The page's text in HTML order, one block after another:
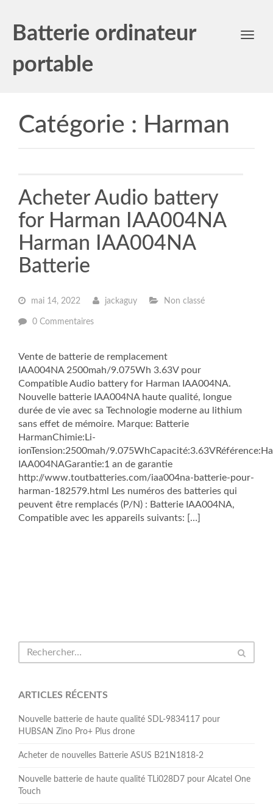
Batterie ordinateur
portable
Toggle
Catégorie : Harman
Acheter Audio battery
for Harman IAA004NA
Harman IAA004NA
Batterie
mai 14, 2022 jackaguy Non classé
0 Commentaires
Vente de batterie de remplacement
IAA004NA 2500mah/9.075Wh 3.63V pour
Compatible Audio battery for Harman IAA004NA.
Nouvelle batterie IAA004NA haute qualité, longue
durée de vie avec sa Technologie moderne au lithium
sans effet de mémoire. Marque: Batterie
HarmanChimie:Li-
ionTension:2500mah/
IAA004NAGarantie:1 an de garantie
http://www.toutbatteries.com/iaa004na-batterie-pour-
harman-182579.html Les numéros des batteries qui
peuvent être remplacés (P/N) : Batterie IAA004NA,
Compatible avec les appareils suivants: […]
ARTICLES RÉCENTS
Nouvelle batterie de haute qualité SDL-9834117 pour
HUBSAN Zino Pro+ Plus drone
Acheter de nouvelles Batterie ASUS B21N1818-2
Nouvelle batterie de haute qualité TLi028D7 pour Alcatel One
Touch